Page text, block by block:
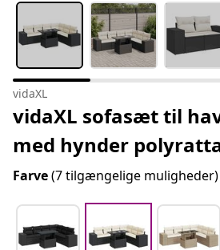
vidaXL
vidaXL sofasæt til
med hynder
Farve(7 tilgængelige muligheder)